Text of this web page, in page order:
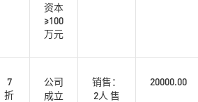
资本
≥100
万元
7
折
公司
成立
销售：
2人 售
20000.00